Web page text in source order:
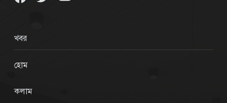
খবর
হোম
কলাম